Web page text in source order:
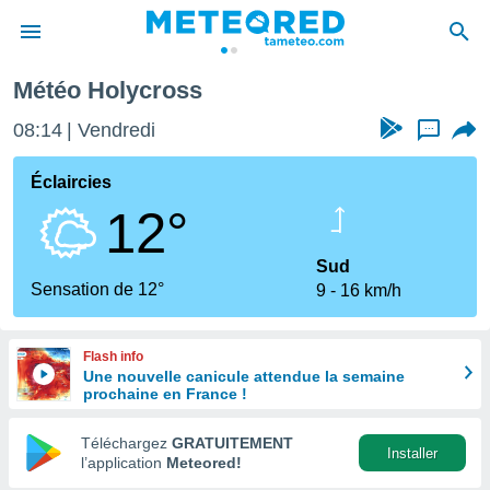
de
en
Météo Holycross
08:14 Vendredi ...
Éclaircies
12°
Sensation de 12°
Sud
9
16 km/h
Flash info
Une nouvelle canicule attendue la semaine
prochaine en France !
Téléchargez GRATUITEMENT
l’application Meteored!
Installer